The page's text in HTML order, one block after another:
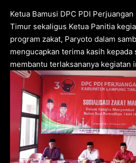
Ketua Bamusi DPC PDI
Timur sekaligus Ketua Panitia
program zakat, Paryoto dalam
mengucapkan terima kasih kepada
membantu terlaksananya kegiatan